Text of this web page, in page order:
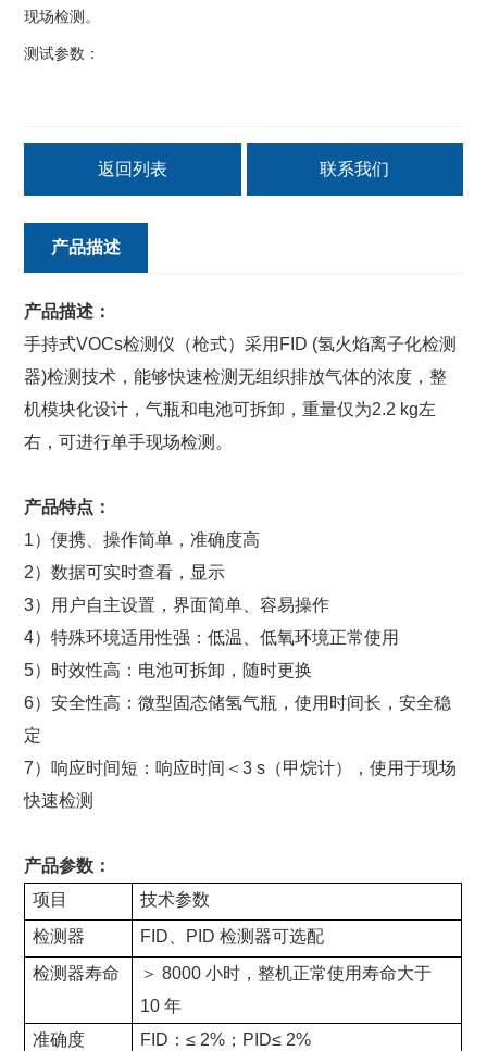
现场检测。
测试参数：
返回列表 联系我们
产品描述
产品描述：
手持式VOCs检测仪（枪式）采用FID (氢火焰离子化检测
器)检测技术，能够快速检测无组织排放气体的浓度，整
机模块化设计，气瓶和电池可拆卸，重量仅为2.2 kg左
右，可进行单手现场检测。
产品特点：
1）便携、操作简单，准确度高
2）数据可实时查看，显示
3）用户自主设置，界面简单、容易操作
4）特殊环境适用性强：低温、低氧环境正常使用
5）时效性高：电池可拆卸，随时更换
6）安全性高：微型固态储氢气瓶，使用时间长，安全稳
定
7）响应时间短：响应时间＜3 s（甲烷计），使用于现场
快速检测
产品参数：
项目
技术参数
检测器
FID、PID 检测器可选配
检测器寿命
＞ 8000 小时，整机正常使用寿命大于
10 年
准确度
FID：≤ 2%；PID≤ 2%